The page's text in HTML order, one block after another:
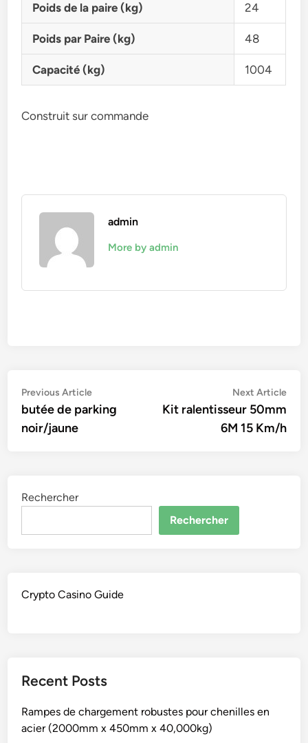
Poids de la paire (kg) 24
Poids par Paire (kg) 48
Capacité (kg) 1004
Construit sur commande
admin
More by admin
Navigation
de
l’article
Previous ArticlePrevious
article:
butée de parking
noir/jaune
Next Article
Kit ralentisseur 50mm
6M 15 Km/h
Rechercher
Rechercher
Crypto Casino Guide
Recent Posts
Rampes de chargement robustes pour chenilles en
acier (2000mm x 450mm x 40,000kg)